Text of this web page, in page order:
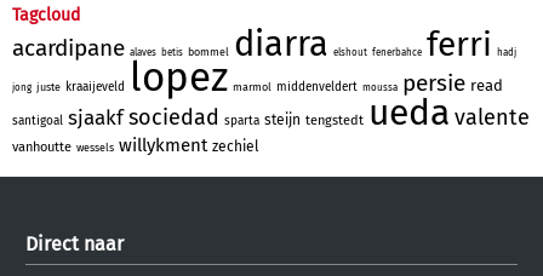
Tagcloud
acardipane alaves betis bommel diarra elshout fenerbahce ferri hadj
jong juste kraaijeveld lopez marmol middenveldert moussa persie read
santigoal sjaakfsociedad sparta steijn tengstedt ueda valente
vanhoutte wessels willykment zechiel
Direct naar